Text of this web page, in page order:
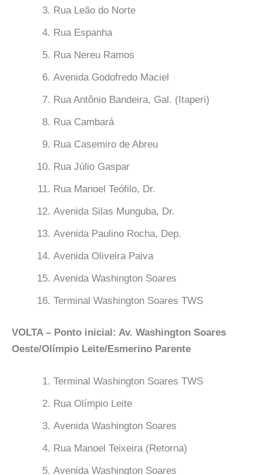
Rua Leão do Norte
Rua Espanha
Rua Nereu Ramos
Avenida Godofredo Maciel
Rua Antônio Bandeira, Gal. (Itaperi)
Rua Cambará
Rua Casemiro de Abreu
Rua Júlio Gaspar
Rua Manoel Teófilo, Dr.
Avenida Silas Munguba, Dr.
Avenida Paulino Rocha, Dep.
Avenida Oliveira Paiva
Avenida Washington Soares
Terminal Washington Soares TWS
VOLTA – Ponto inicial: Av. Washington Soares
Oeste/Olímpio Leite/Esmerino Parente
Terminal Washington Soares TWS
Rua Olímpio Leite
Avenida Washington Soares
Rua Manoel Teixeira (Retorna)
Avenida Washington Soares